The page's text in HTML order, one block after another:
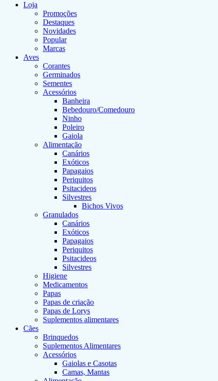
Loja
Promoções
Destaques
Novidades
Popular
Marcas
Aves
Corantes
Germinados
Sementes
Acessórios
Banheira
Bebedouro/Comedouro
Ninho
Poleiro
Gaiola
Alimentação
Canários
Exóticos
Papagaios
Periquitos
Psitacideos
Silvestres
Bichos Vivos
Granulados
Canários
Exóticos
Papagaios
Periquitos
Psitacideos
Silvestres
Higiene
Medicamentos
Papas
Papas de criação
Papas de Lorys
Suplementos alimentares
Cães
Brinquedos
Suplementos Alimentares
Acessórios
Gaiolas e Casotas
Camas, Mantas